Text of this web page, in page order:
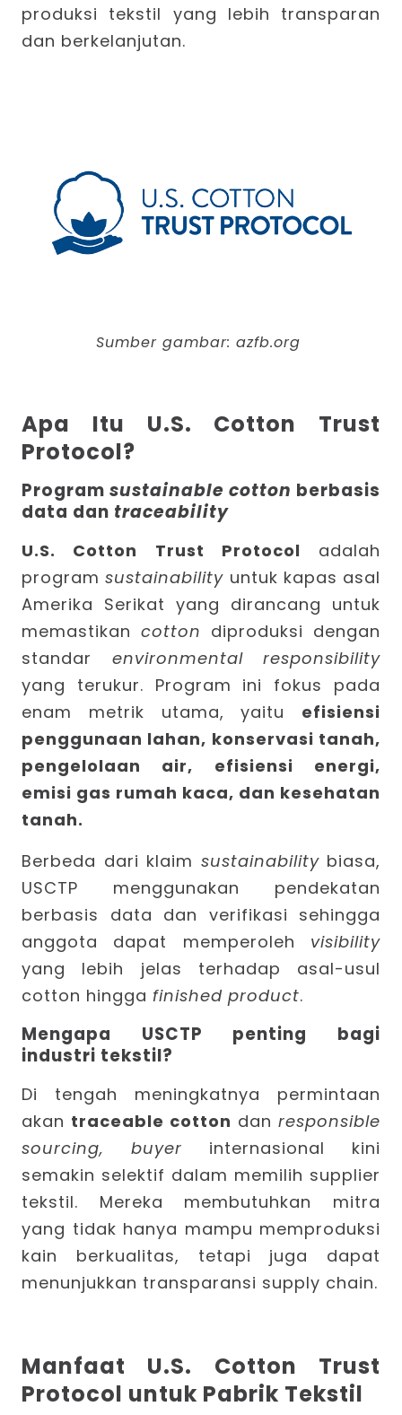
produksi tekstil yang lebih transparan
dan berkelanjutan.
Sumber gambar: azfb.org
Apa Itu U.S. Cotton Trust
Protocol?
Program sustainable cotton berbasis
data dan traceability
U.S. Cotton Trust Protocol adalah
programsustainability untuk kapas asal
Amerika Serikat yang dirancang untuk
memastikan cotton diproduksi dengan
standar environmental responsibility
yang terukur. Program ini fokus pada
enam metrik utama, yaitu efisiensi
penggunaan lahan, konservasi tanah,
pengelolaan air, efisiensi energi,
emisi gas rumah kaca, dan kesehatan
tanah.
Berbeda dari klaim sustainability biasa,
USCTP menggunakan pendekatan
berbasis data dan verifikasi sehingga
anggota dapat memperoleh visibility
yang lebih jelas terhadap asal-usul
cotton hingga finished product.
Mengapa USCTP penting bagi
industri tekstil?
Di tengah meningkatnya permintaan
akan traceable cotton dan responsible
sourcing, buyer internasional kini
semakin selektif dalam memilih supplier
tekstil. Mereka membutuhkan mitra
yang tidak hanya mampu memproduksi
kain berkualitas, tetapi juga dapat
menunjukkan transparansi supply chain.
Manfaat U.S. Cotton Trust
Protocol untuk Pabrik Tekstil